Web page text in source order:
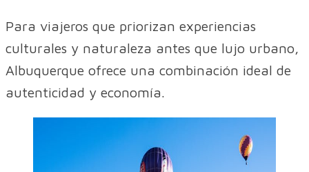
Para viajeros que priorizan experiencias
culturales y naturaleza antes que lujo urbano,
Albuquerque ofrece una combinación ideal de
autenticidad y economía.